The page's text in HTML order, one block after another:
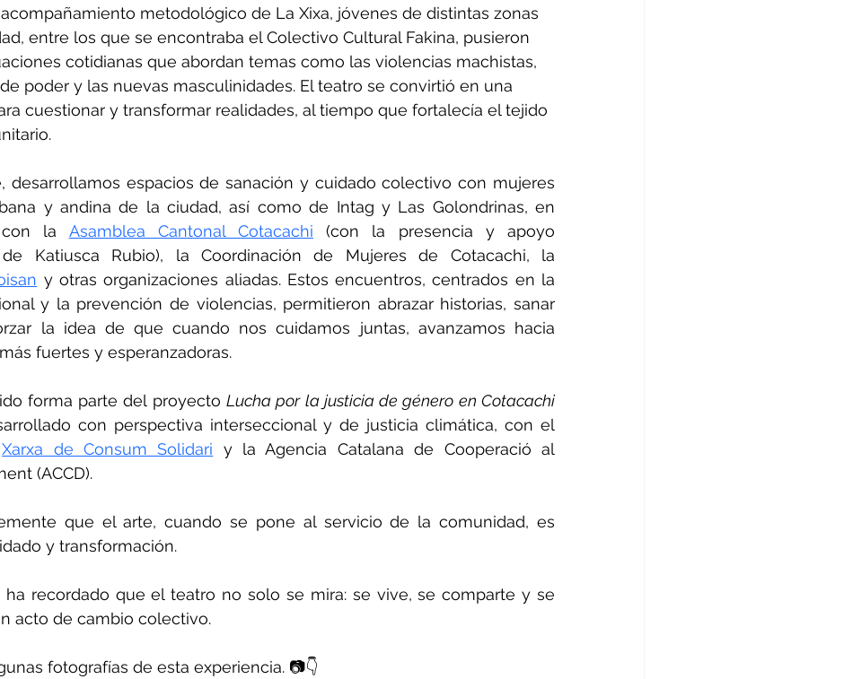
metodológico de La Xixa, jóvenes de distintas zonas
entre los que se encontraba el Colectivo Cultural Fakina, pusieron
cotidianas que abordan temas como las violencias machistas,
poder y las nuevas masculinidades. El teatro se convirtió en una
cuestionar y transformar realidades, al tiempo que fortalecía el tejido
desarrollamos espacios de sanación y cuidado colectivo con mujeres
y andina de la ciudad, así como de Intag y Las Golondrinas, en
con la Asamblea Cantonal Cotacachi
(con la presencia y apoyo
Katiusca Rubio)
y otras organizaciones aliadas. Estos encuentros, centrados en la
y la prevención de violencias, permitieron abrazar historias, sanar
la idea de que cuando nos cuidamos juntas, avanzamos hacia
fuertes y esperanzadoras.
forma parte del proyecto Lucha por la justicia de género en Cotacachi
con perspectiva interseccional y de justicia climática, con el
Xarxa de Consum Solidari y la Agencia Catalana de Cooperació al
(ACCD).
que el arte, cuando se pone al servicio de la comunidad, es
y transformación.
ha recordado que el teatro no solo se mira: se vive, se comparte y se
acto de cambio colectivo.
fotografías de esta experiencia. 📷👇